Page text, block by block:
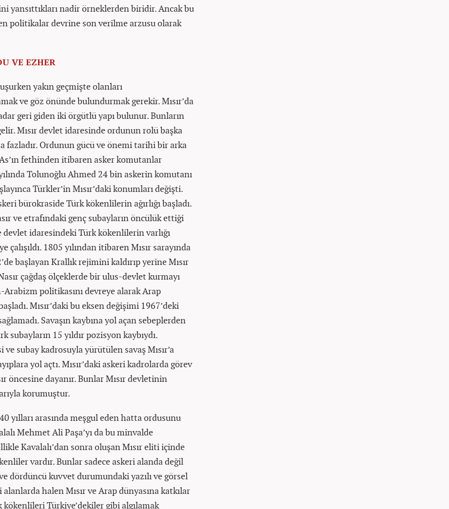
yansıttıkları nadir örneklerden biridir. Ancak bu
politikalar devrine son verilme arzusu olarak
VE EZHER
yakın geçmişte olanları
ve göz önünde bulundurmak gerekir. Mısır’da
geri giden iki örgütlü yapı bulunur. Bunların
Mısır devlet idaresinde ordunun rolü başka
fazladır. Ordunun gücü ve önemi tarihi bir arka
fethinden itibaren asker komutanlar
Tolunoğlu Ahmed 24 bin askerin komutanı
Türkler’in Mısır’daki konumları değişti.
bürokraside Türk kökenlilerin ağırlığı başladı.
ve etrafındaki genç subayların öncülük ettiği
devlet idaresindeki Türk kökenlilerin varlığı
1805 yılından itibaren Mısır sarayında
başlayan Krallık rejimini kaldırıp yerine Mısır
çağdaş ölçeklerde bir ulus-devlet kurmayı
Arabizm politikasını devreye alarak Arap
Mısır’daki bu eksen değişimi 1967’deki
Savaşın kaybına yol açan sebeplerden
subayların 15 yıldır pozisyon kaybıydı.
subay kadrosuyla yürütülen savaş Mısır’a
yol açtı. Mısır’daki askeri kadrolarda görev
öncesine dayanır. Bunlar Mısır devletinin
korumuştur.
yılları arasında meşgul eden hatta ordusunu
Mehmet Ali Paşa’yı da bu minvalde
Kavalalı’dan sonra oluşan Mısır eliti içinde
vardır. Bunlar sadece askeri alanda değil
dördüncü kuvvet durumundaki yazılı ve görsel
halen Mısır ve Arap dünyasına katkılar
Türkiye’dekiler gibi algılamak